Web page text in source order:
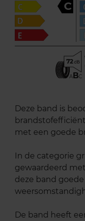
C
72
ABC
Deze band is
met een goede
In de categorie
gewaardeerd
deze band
De band heeft